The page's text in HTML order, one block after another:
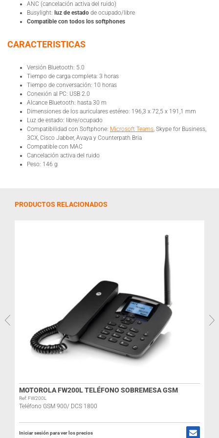
ANC (cancelación activa del ruido)
Busylight: luz de estado de ocupado/libre
Compatible con todos los softphones
CARACTERISTICAS
Versión Bluetooth: 5.0
Tiempo de carga completa: 3 horas
Tiempo de conversación: 10 horas
Conexión al PC: USB 2.0
Alcance Bluetooth: hasta 30 m
Dimensiones de los auriculares estéreo: 196,3 x 72,5 x 191,1 mm
Luz de estado: libre/ocupado
Compatibilidad con Softphone: Microsoft Teams , Skype for Business,
3CX, Cisco Jabber, Avaya y Counterpath Bria
Compatible con MAC
Cancelación activa del ruido
Peso: 146 g
PRODUCTOS RELACIONADOS
MOTOROLA FW200L TELÉFONO SOBREMESA GSM
Ref: FW200L
Teléfono GSM 900/ DCS 1800
Iniciar sesión para ver los precios